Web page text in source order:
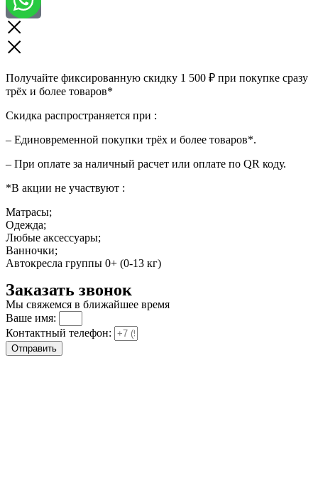
Получайте фиксированную скидку 1 500 ₽ при покупке сразу
трёх и более товаров*
Скидка распространяется при :
– Единовременной покупки трёх и более товаров*.
– При оплате за наличный расчет или оплате по QR коду.
*В акции не участвуют :
Матрасы;
Одежда;
Любые аксессуары;
Ванночки;
Автокресла группы 0+ (0-13 кг)
Заказать звонок
Мы свяжемся в ближайшее время
Ваше имя:
Контактный телефон:
Отправить